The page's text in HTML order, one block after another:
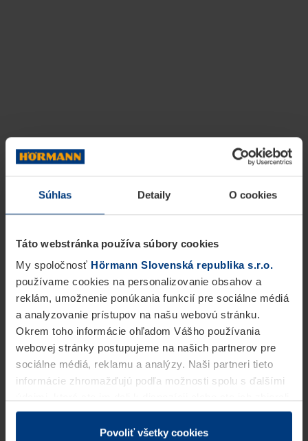
Súhlas Detaily O cookies
Táto webstránka používa súbory cookies
My spoločnosť Hörmann Slovenská republika s.r.o.
používame cookies na personalizovanie obsahov a
reklám, umožnenie ponúkania funkcií pre sociálne médiá
a analyzovanie prístupov na našu webovú stránku.
Okrem toho informácie ohľadom Vášho používania
webovej stránky postupujeme na našich partnerov pre
sociálne médiá, reklamu a analýzy. Naši partneri tieto
informácie zhromažďujú podľa možnosti spolu s ďalšími
v rámci Vášho využívania služieb.
Z právneho hľadiska môžeme cookies ukladať na Vašom
Povoliť všetky cookies